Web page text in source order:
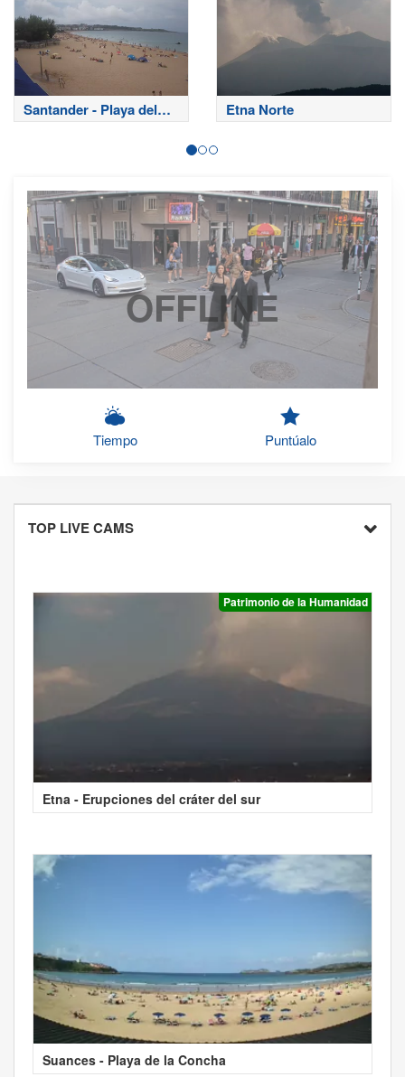
Santander - Playa del
Sardinero
Etna Norte
OFFLINE
Tiempo Puntúalo
TOP LIVE CAMS
Patrimonio de la Humanidad
Etna - Erupciones del cráter del sur
Suances - Playa de la Concha